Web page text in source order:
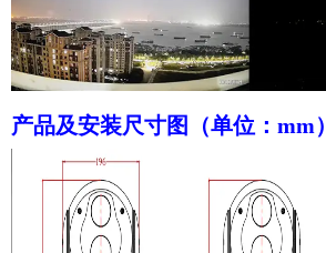
产品及安装尺寸图（单位：mm）